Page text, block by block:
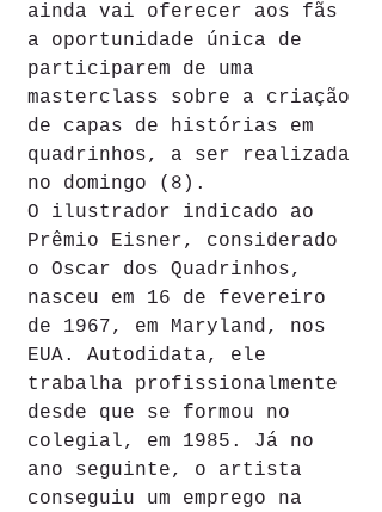
ainda vai oferecer aos fãs
a oportunidade única de
participarem de uma
masterclass sobre a criação
de capas de histórias em
quadrinhos, a ser realizada
no domingo (8).
O ilustrador indicado ao
Prêmio Eisner, considerado
o Oscar dos Quadrinhos,
nasceu em 16 de fevereiro
de 1967, em Maryland, nos
EUA. Autodidata, ele
trabalha profissionalmente
desde que se formou no
colegial, em 1985. Já no
ano seguinte, o artista
conseguiu um emprego na